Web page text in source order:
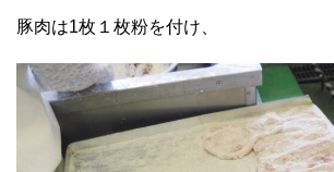
豚肉は1枚１枚粉を付け、